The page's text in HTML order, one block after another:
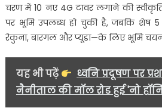
चरण में 10 नए 4G टावर लगाने की
पर भूमि उपलब्ध हो चुकी है, जबकि शेष 5
रेकुना, बारगल और प्यूडा—के लिए भूमि चयन
यह भी पढ़ें
ध्वनि प्रदूषण पर
नैनीताल की मॉल रोड हुई 'नो